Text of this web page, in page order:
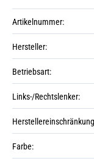
Artikelnummer:
Hersteller:
Betriebsart:
Links-/Rechtslenker:
Farbe: